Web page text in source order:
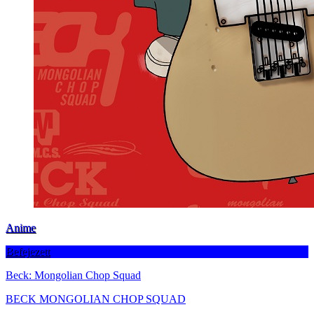
Anime
Befejezett
Beck: Mongolian Chop Squad
BECK MONGOLIAN CHOP SQUAD